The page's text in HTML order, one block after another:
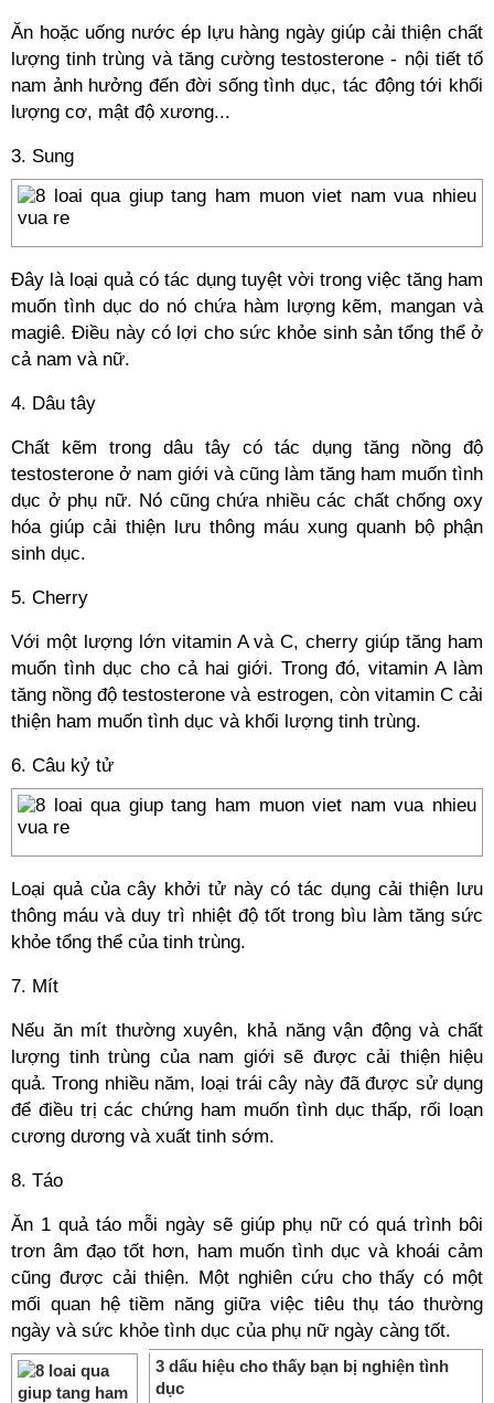
Ăn hoặc uống nước ép lựu hàng ngày giúp cải thiện chất
lượng tinh trùng và tăng cường testosterone - nội tiết tố
nam ảnh hưởng đến đời sống tình dục, tác động tới khối
lượng cơ, mật độ xương...
3. Sung
Đây là loại quả có tác dụng tuyệt vời trong việc tăng ham
muốn tình dục do nó chứa hàm lượng kẽm, mangan và
magiê. Điều này có lợi cho sức khỏe sinh sản tổng thể ở
cả nam và nữ.
4. Dâu tây
Chất kẽm trong dâu tây có tác dụng tăng nồng độ
testosterone ở nam giới và cũng làm tăng ham muốn tình
dục ở phụ nữ. Nó cũng chứa nhiều các chất chống oxy
hóa giúp cải thiện lưu thông máu xung quanh bộ phận
sinh dục.
5. Cherry
Với một lượng lớn vitamin A và C, cherry giúp tăng ham
muốn tình dục cho cả hai giới. Trong đó, vitamin A làm
tăng nồng độ testosterone và estrogen, còn vitamin C cải
thiện ham muốn tình dục và khối lượng tinh trùng.
6. Câu kỷ tử
Loại quả của cây khởi tử này có tác dụng cải thiện lưu
thông máu và duy trì nhiệt độ tốt trong bìu làm tăng sức
khỏe tổng thể của tinh trùng.
7. Mít
Nếu ăn mít thường xuyên, khả năng vận động và chất
lượng tinh trùng của nam giới sẽ được cải thiện hiệu
quả. Trong nhiều năm, loại trái cây này đã được sử dụng
để điều trị các chứng ham muốn tình dục thấp, rối loạn
cương dương và xuất tinh sớm.
8. Táo
Ăn 1 quả táo mỗi ngày sẽ giúp phụ nữ có quá trình bôi
trơn âm đạo tốt hơn, ham muốn tình dục và khoái cảm
cũng được cải thiện. Một nghiên cứu cho thấy có một
mối quan hệ tiềm năng giữa việc tiêu thụ táo thường
ngày và sức khỏe tình dục của phụ nữ ngày càng tốt.
3 dấu hiệu cho thấy bạn bị nghiện tình
dục